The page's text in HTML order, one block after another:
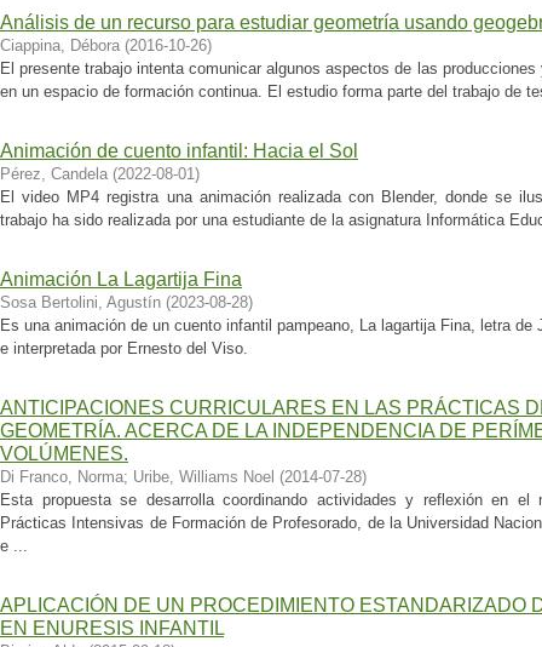
Análisis de un recurso para estudiar geometría usando
Ciappina, Débora (2016-10-26)
El presente trabajo intenta comunicar algunos aspectos de las
en un espacio de formación continua. El estudio forma parte del trabajo de
Animación de cuento infantil: Hacia el Sol
Pérez, Candela (2022-08-01)
El video MP4 registra una animación realizada con Blender, donde se
trabajo ha sido realizada por una estudiante de la asignatura Informática
Animación La Lagartija Fina
Sosa Bertolini, Agustín (2023-08-28)
Es una animación de un cuento infantil pampeano, La lagartija Fina, letra
e interpretada por Ernesto del Viso.
ANTICIPACIONES CURRICULARES EN LAS PRÁCTICAS
GEOMETRÍA. ACERCA DE LA INDEPENDENCIA DE
VOLÚMENES.
Di Franco, Norma; Uribe, Williams Noel (2014-07-28)
Esta propuesta se desarrolla coordinando actividades y reflexión en el
Prácticas Intensivas de Formación de Profesorado, de la Universidad
e ...
APLICACIÓN DE UN PROCEDIMIENTO ESTANDARIZADO
EN ENURESIS INFANTIL